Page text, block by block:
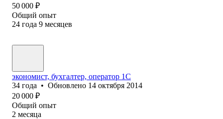
50 000 ₽
Общий опыт
24 года 9 месяцев
экономист, бухгалтер, оператор 1С
34 года • Обновлено 14 октября 2014
20 000 ₽
Общий опыт
2 месяца